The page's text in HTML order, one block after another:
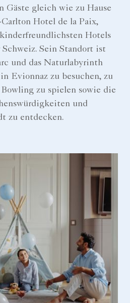
Gäste gleich wie zu Hause
Hotel de la Paix,
Hotels
Sein Standort ist
und das Naturlabyrinth
Evionnaz zu besuchen, zu
zu spielen sowie die
und
zu entdecken.